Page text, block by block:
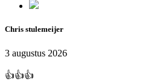
Chris stulemeijer
3 augustus 2026
👍👍👍